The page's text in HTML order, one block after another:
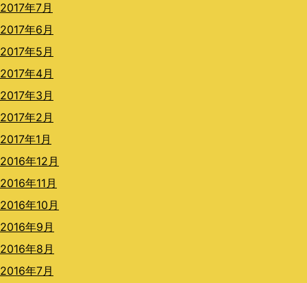
2017年7月
2017年6月
2017年5月
2017年4月
2017年3月
2017年2月
2017年1月
2016年12月
2016年11月
2016年10月
2016年9月
2016年8月
2016年7月